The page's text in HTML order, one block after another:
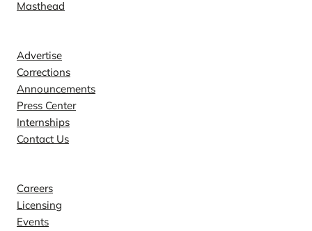
Masthead
Advertise
Corrections
Announcements
Press Center
Internships
Contact Us
Careers
Licensing
Events